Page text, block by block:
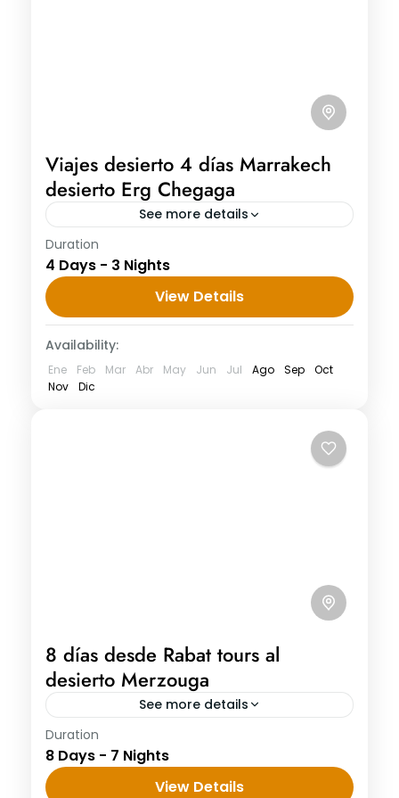
Viajes desierto 4 días Marrakech
desierto Erg Chegaga
See more details
Viajes desierto 4 días Marrakech desierto
Erg Chegaga DÍA 1: MARRAKECH -
TELOUAT - AIT BENHADDOU -
OUARZAZATE Después del desayuno
emzamos el tour de...
Duration
4 Days - 3 Nights
View Details
Availability:
Ene Feb Mar Abr May Jun Jul Ago Sep
Oct
Nov
Dic
8 días desde Rabat tours al
desierto Merzouga
See more details
8 días desde Rabat tours al desierto
Merzouga Día 1: Rabat » Casablanca »
Marrakech 8 días desde Rabat tours al
Duration
8 Days - 7 Nights
View Details